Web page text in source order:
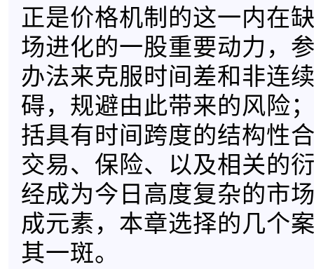
正是价格机制的这一内在
场进化的一股重要动力，
办法来克服时间差和非连
碍，规避由此带来的风险
括具有时间跨度的结构性
交易、保险、以及相关的
经成为今日高度复杂的市
成元素，本章选择的几个
其一斑。